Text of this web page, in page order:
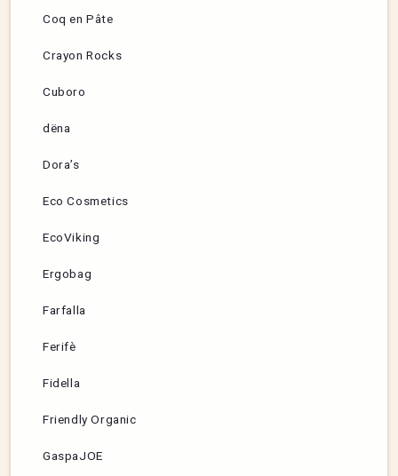
Coq en Pâte
Crayon Rocks
Cuboro
dëna
Dora’s
Eco Cosmetics
EcoViking
Ergobag
Farfalla
Ferifè
Fidella
Friendly Organic
GaspaJOE